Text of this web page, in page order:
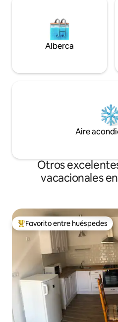
Alberca
Aire
Otros
vacacionales
De los mejores en Favorito
Favorito entre huéspedes